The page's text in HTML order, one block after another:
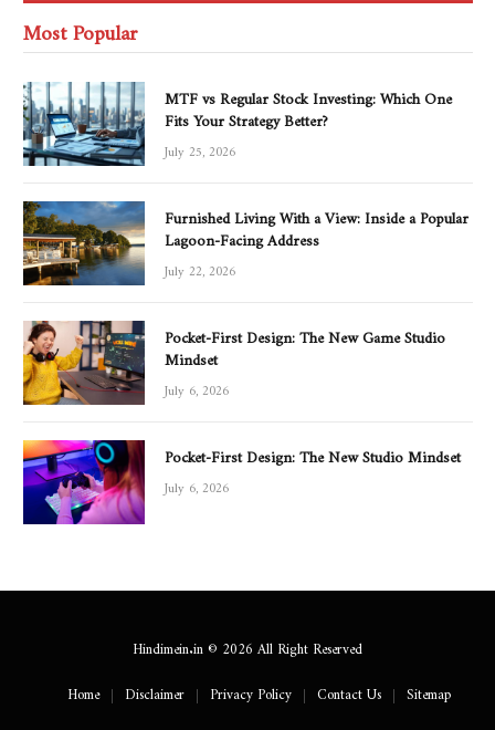
Most Popular
MTF vs Regular Stock Investing: Which One
Fits Your Strategy Better?
July 25, 2026
Furnished Living With a View: Inside a Popular
Lagoon-Facing Address
July 22, 2026
Pocket-First Design: The New Game Studio
Mindset
July 6, 2026
Pocket-First Design: The New Studio Mindset
July 6, 2026
Hindimein.in © 2026 All Right Reserved
Home
Disclaimer Privacy Policy Contact Us Sitemap